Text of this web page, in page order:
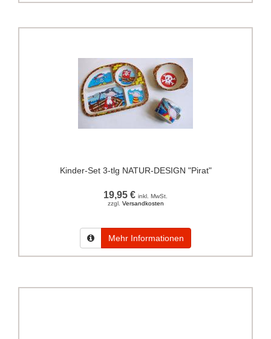
Kinder-Set 3-tlg NATUR-DESIGN "Pirat"
19,95 € inkl. MwSt.
zzgl. Versandkosten
Mehr Informationen